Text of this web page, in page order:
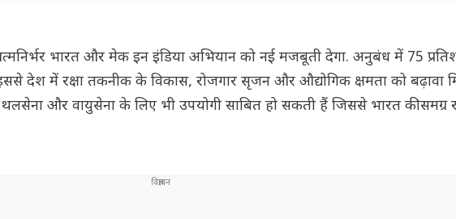
भारत और मेक इन इंडिया अभियान को नई मजबूती देगा. अनुबंध में 75
देश में रक्षा तकनीक के विकास, रोजगार सृजन और औद्योगिक क्षमता को बढ़ावा
और वायुसेना के लिए भी उपयोगी साबित हो सकती हैं जिससे भारत की समग्र